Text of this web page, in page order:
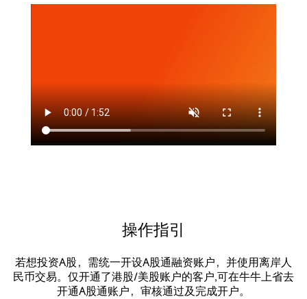
操作指引
若想投资A股，需统一开设A股通融资账户，并使用离岸人
民币交易。 仅开通了港股/美股账户的客户,可在牛牛上省去
开通A股通账户，审核通过及完成开户。